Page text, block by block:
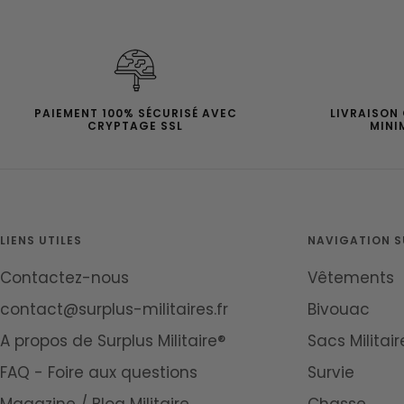
PAIEMENT 100% SÉCURISÉ AVEC
CRYPTAGE SSL
LIVRAISON
LIENS UTILES
Contactez-nous
contact@surplus-militaires.fr
A propos de Surplus Militaire®
FAQ - Foire aux questions
NAVIGATION
Vêtements
Bivouac
Sacs
Survie